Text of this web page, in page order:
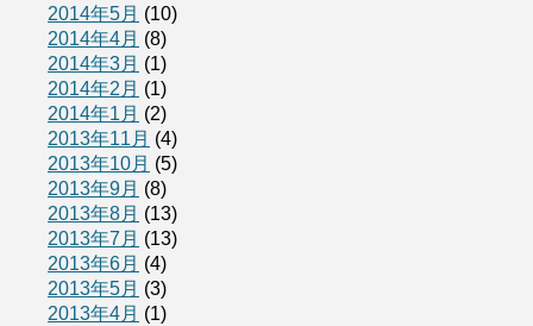
2014年5月 (10)
2014年4月 (8)
2014年3月 (1)
2014年2月 (1)
2014年1月 (2)
2013年11月 (4)
2013年10月 (5)
2013年9月 (8)
2013年8月 (13)
2013年7月 (13)
2013年6月 (4)
2013年5月 (3)
2013年4月 (1)